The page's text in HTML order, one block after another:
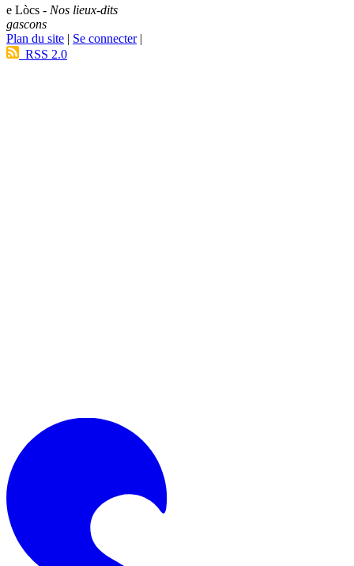
e Lòcs - Nos lieux-dits
gascons
Plan du site | Se connecter|
RSS 2.0